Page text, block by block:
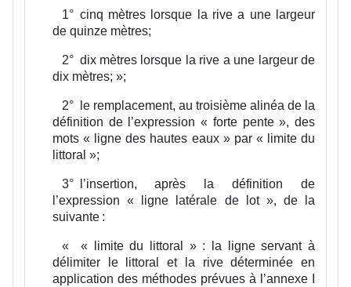
1° cinq mètres lorsque la rive a une largeur
de quinze mètres;
2° dix mètres lorsque la rive a une largeur de
dix mètres; »;
2°
le remplacement, au troisième alinéa de la
définition de l’expression « forte pente », des
mots « ligne des hautes eaux » par « limite du
littoral »;
3°
l’insertion, après la définition de
l’expression « ligne latérale de lot », de la
suivante :
« « limite du littoral » :
la ligne servant à
délimiter le littoral et la rive déterminée en
application des méthodes prévues à l’annexe I